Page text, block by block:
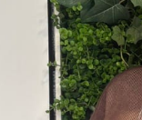
HOME
NEWS
ABOUT SOTY
投票方法